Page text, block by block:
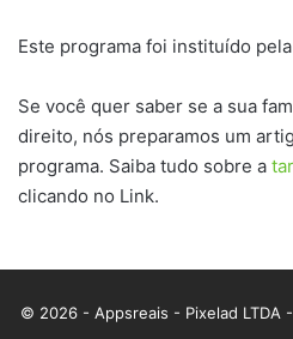
Este programa foi instituído pela
Se você quer saber se a sua
direito, nós preparamos um
programa. Saiba tudo sobre a
clicando no Link.
© 2026 - Appsreais - Pixelad LTDA